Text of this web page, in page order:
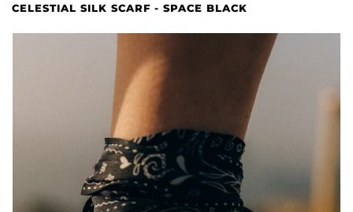
CELESTIAL SILK SCARF - SPACE BLACK